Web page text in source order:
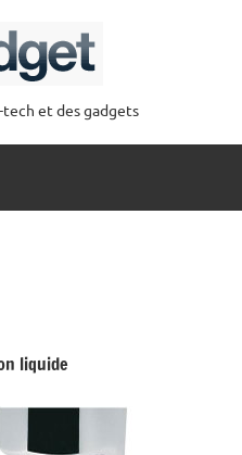
et des gadgets
liquide